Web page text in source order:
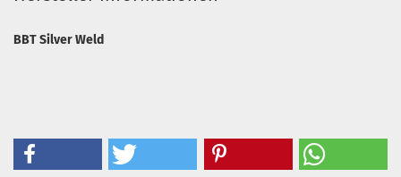
BBT Silver Weld